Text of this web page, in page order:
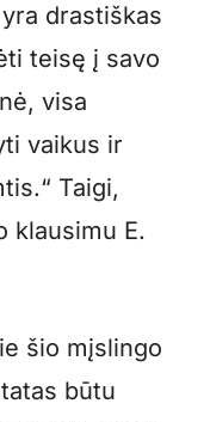
drastiškas
teisę į savo
visa
vaikus ir
Taigi,
klausimu E.
šio mįslingo
būtu